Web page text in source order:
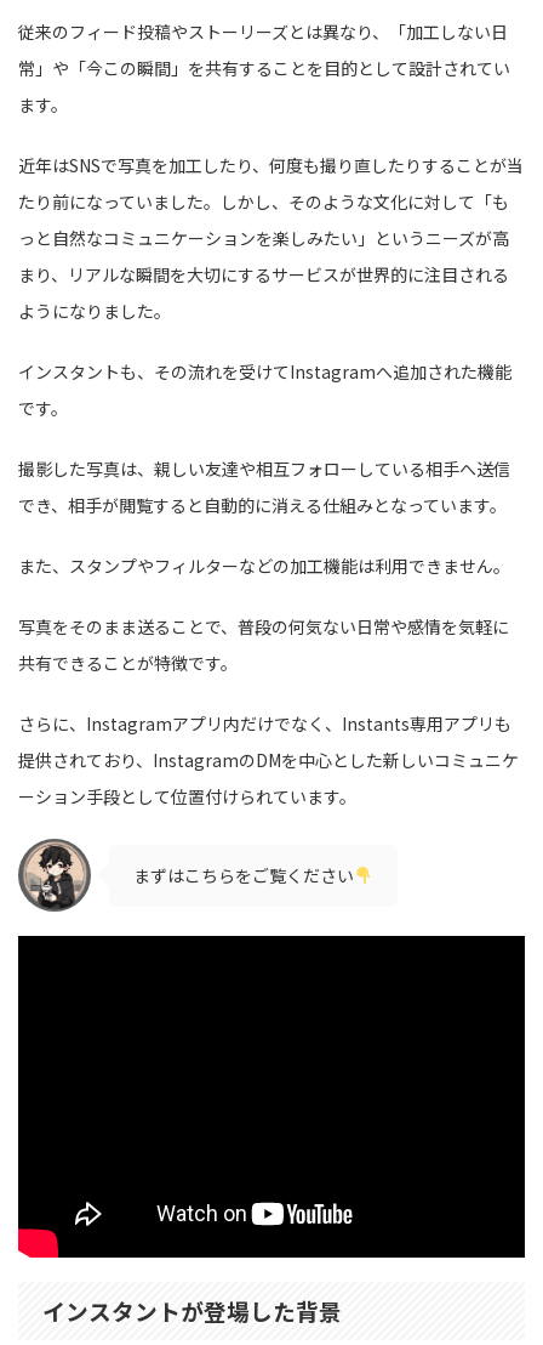
従来のフィード投稿やストーリーズとは異なり、「加工しない日
常」や「今この瞬間」を共有することを目的として設計されてい
ます。
近年はSNSで写真を加工したり、何度も撮り直したりすることが当
たり前になっていました。しかし、そのような文化に対して「も
っと自然なコミュニケーションを楽しみたい」というニーズが高
まり、リアルな瞬間を大切にするサービスが世界的に注目される
ようになりました。
インスタントも、その流れを受けてInstagramへ追加された機能
です。
撮影した写真は、親しい友達や相互フォローしている相手へ送信
でき、相手が閲覧すると自動的に消える仕組みとなっています。
また、スタンプやフィルターなどの加工機能は利用できません。
写真をそのまま送ることで、普段の何気ない日常や感情を気軽に
共有できることが特徴です。
さらに、Instagramアプリ内だけでなく、Instants専用アプリも
提供されており、InstagramのDMを中心とした新しいコミュニケ
ーション手段として位置付けられています。
まずはこちらをご覧ください
インスタントが登場した背景